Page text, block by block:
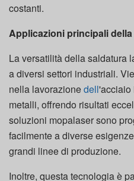
costanti.
Applicazioni principali
La versatilità della saldatura
a diversi settori industriali.
nella lavorazionedell'acciaio
metalli, offrendo risultati
soluzioni mopalaser sono
facilmente a diverse
grandi linee di produzione.
Inoltre, questa tecnologia è